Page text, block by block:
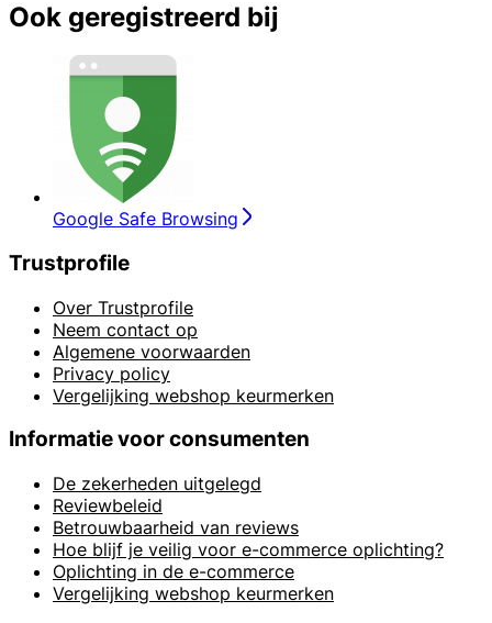
Ook geregistreerd bij
Google Safe Browsing
Trustprofile
Over Trustprofile
Neem contact op
Algemene voorwaarden
Privacy policy
Vergelijking webshop keurmerken
Informatie voor consumenten
De zekerheden uitgelegd
Reviewbeleid
Betrouwbaarheid van reviews
Hoe blijf je veilig voor e-commerce oplichting?
Oplichting in de e-commerce
Vergelijking webshop keurmerken